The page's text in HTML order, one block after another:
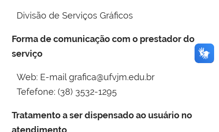
Divisão de Serviços Gráficos
Forma de comunicação com o prestador do
serviço
Web: E-mail grafica@ufvjm.edu.br
Tefefone: (38) 3532-1295
Tratamento a ser dispensado ao usuário no